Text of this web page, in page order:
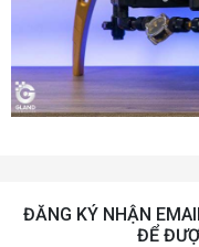
ĐĂNG KÝ NHẬN
ĐỂ